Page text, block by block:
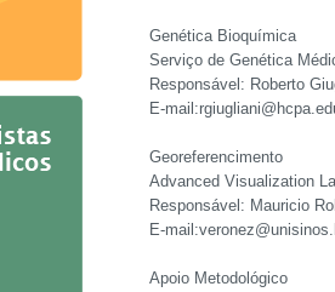
Genética Bioquímica
Serviço de Genética
Responsável: Roberto
E-
Georeferencimento
Advanced Visualization
Responsável: Mauricio
E-
Apoio Metodológico